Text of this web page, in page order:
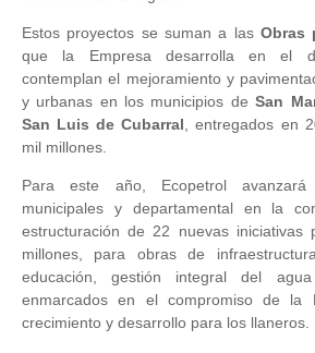
Estos proyectos se suman a las Obras
que la Empresa desarrolla en el
contemplan el mejoramiento y
y urbanas en los municipios deSan
San Luis de Cubarral , entregados en
mil millones.
Para este año, Ecopetrol
municipales y departamental en la
estructuración de 22 nuevas
millones, para obras de
educación, gestión integral del
enmarcados en el compromiso de la
crecimiento y desarrollo para los llaneros.